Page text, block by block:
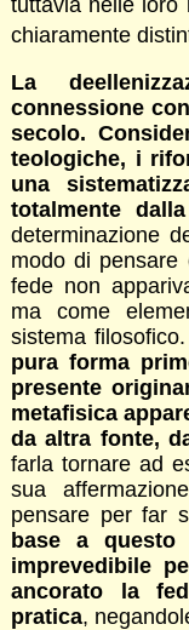
tuttavia nelle loro
chiaramente
La
connessione
secolo.
teologiche, i
una
totalmente
determinazione
modo di
fede non
ma come
sistema filosofico.
pura forma
presente
metafisica
da altra fonte,
farla tornare ad
sua
pensare per far
base a questo
imprevedibile
ancorato la
pratica,